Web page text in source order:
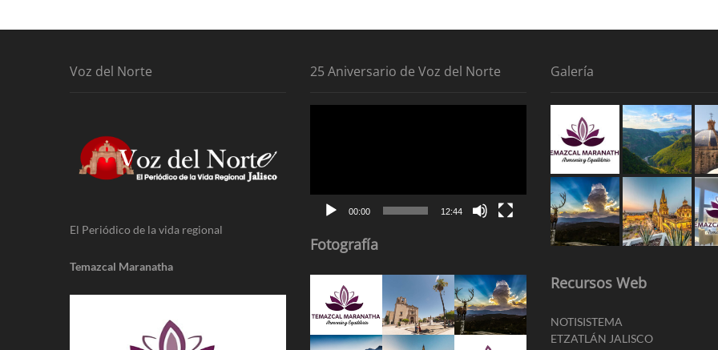
Voz del Norte
El Periódico de la vida regional
Temazcal Maranatha
25 Aniversario de Voz del Norte
00:00 12:44
Fotografía
Galería
Recursos Web
NOTISISTEMA
ETZATLÁN JALISCO